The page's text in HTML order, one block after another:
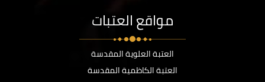
مواقع العتبات
العتبة العلوية المقدسة
العتبة الكاظمية المقدسة